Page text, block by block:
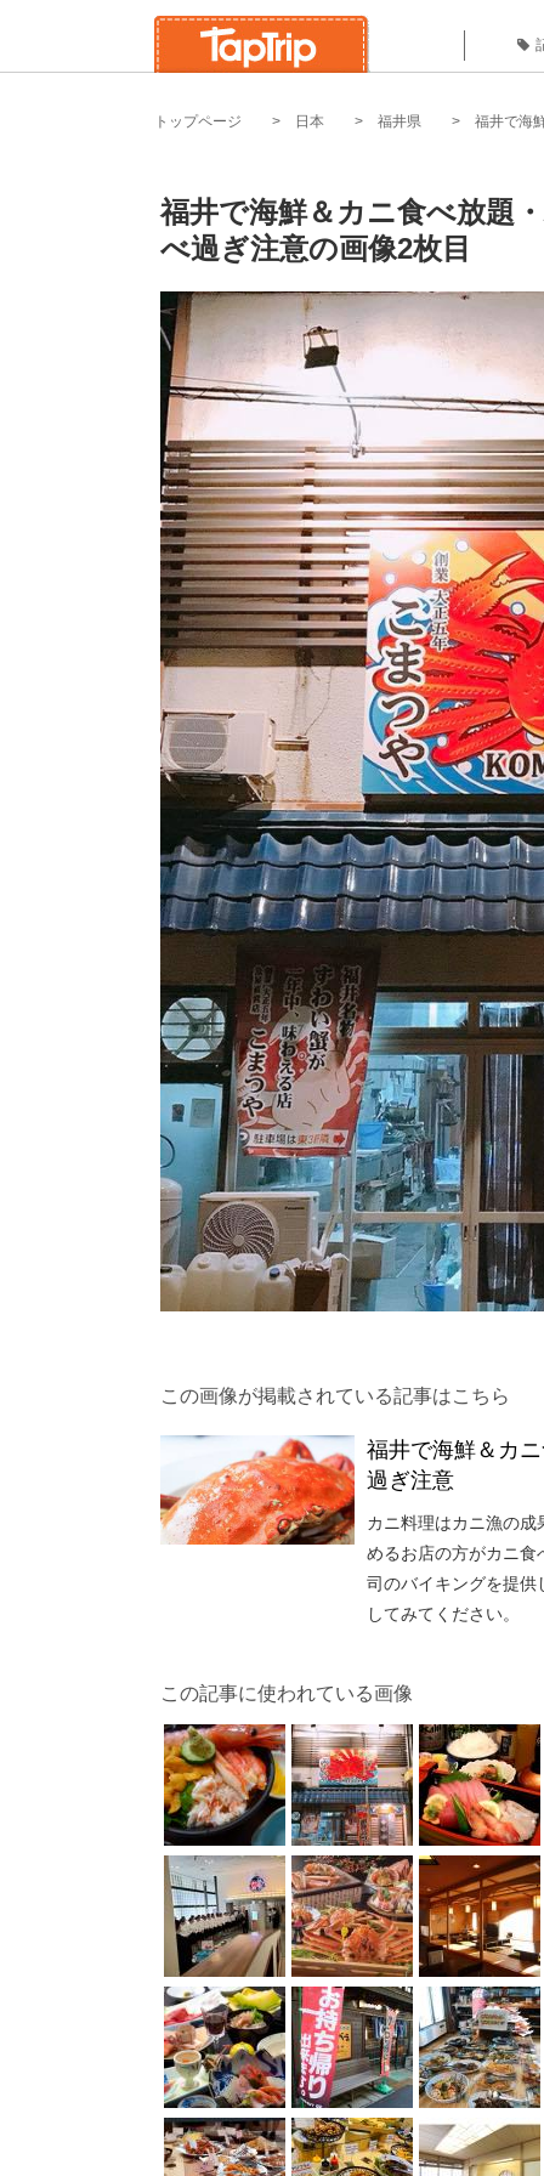
トップページ 日本 福井県 福井で海
福井で海鮮＆カニ食べ放題
べ過ぎ注意の画像2枚目
この画像が掲載されている記事はこちら
福井で海鮮＆カ
過ぎ注意
カニ料理はカニ漁の
めるお店の方がカニ食
司のバイキングを提供
してみてください。
この記事に使われている画像